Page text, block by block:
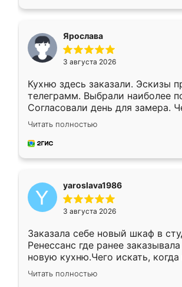
Ярослава
3 августа 2026
Кухню здесь заказали. Эскизы
телеграмм. Выбрали наиболее
Согласовали день для замера.
недели кухня была уже готова.
довольны работой. Спасибо
мебель за качественную работу!
Читать полностью
yaroslava1986
3 августа 2026
Заказала себе новый шкаф в
Ренессанс где ранее
новую кухню.Чего искать,
вполне довольна. Служит кухня
два года, нареканий нет.
Читать полностью